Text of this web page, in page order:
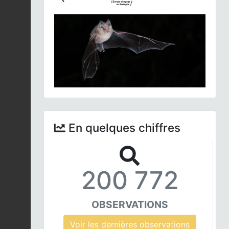
En quelques chiffres
200 772
OBSERVATIONS
Voir les dernières observations